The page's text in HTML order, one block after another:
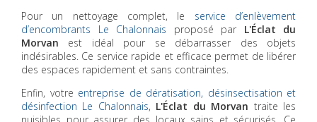
Pour un nettoyage complet, le service d’enlèvement
d’encombrants Le Chalonnais proposé par L'Éclat du
Morvan est idéal pour se débarrasser des objets
indésirables. Ce service rapide et efficace permet de libérer
des espaces rapidement et sans contraintes.
Enfin, votre entreprise de dératisation, désinsectisation et
désinfection Le Chalonnais, L'Éclat du Morvan traite les